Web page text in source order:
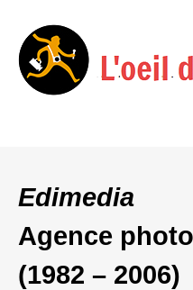
content
Edimedia
Agence
(1982 – 2006)